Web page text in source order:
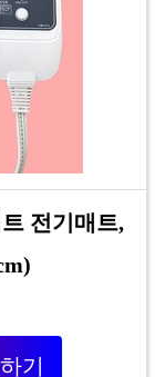
전기매트,
기